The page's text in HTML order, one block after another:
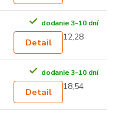
dodanie 3-10 dní
Detail 12,28
dodanie 3-10 dní
Detail 18,54